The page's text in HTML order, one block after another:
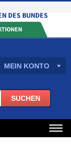
MEIN KONTO